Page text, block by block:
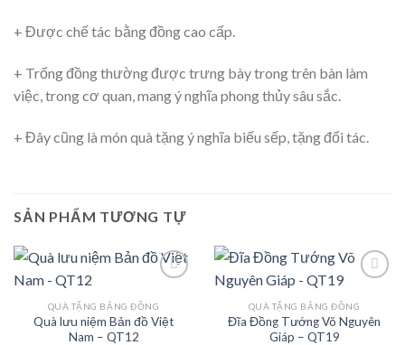
+ Được chế tác bằng đồng cao cấp.
+ Trống đồng thường được trưng bày trong trên bàn làm
việc, trong cơ quan, mang ý nghĩa phong thủy sâu sắc.
+ Đây cũng là món quà tặng ý nghĩa biếu sếp, tặng đối tác.
SẢN PHẨM TƯƠNG TỰ
Add to
QUÀ TẶNG BẰNG ĐỒNG
Quà lưu niệm Bản đồ Việt
Nam – QT12
Add to
QUÀ TẶNG BẰNG ĐỒNG
Đĩa Đồng Tướng Võ Nguyên
Giáp – QT19